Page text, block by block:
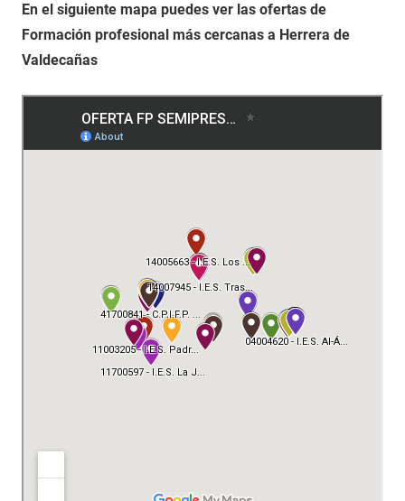
En el siguiente mapa puedes ver las ofertas de
Formación profesional más cercanas a Herrera de
Valdecañas